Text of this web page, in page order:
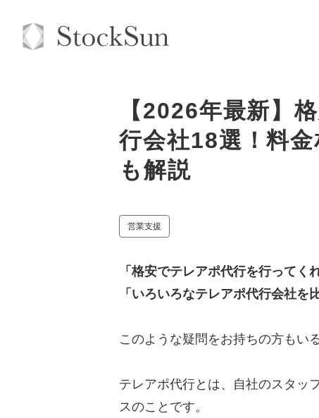
【2026年最新】
行会社18選！料
も解説
営業支援
「格安でテレアポ代行を行ってく
「いろいろなテレアポ代行会社を
このような疑問をお持ちの方もい
テレアポ代行とは、自社のスタッ
スのことです。